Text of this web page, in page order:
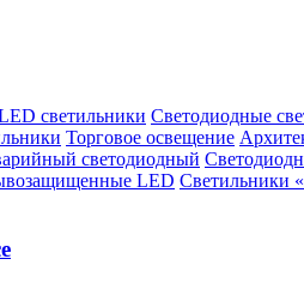
светильники Светодиодные
Торговое освещение
светодиодный
LED Светильники